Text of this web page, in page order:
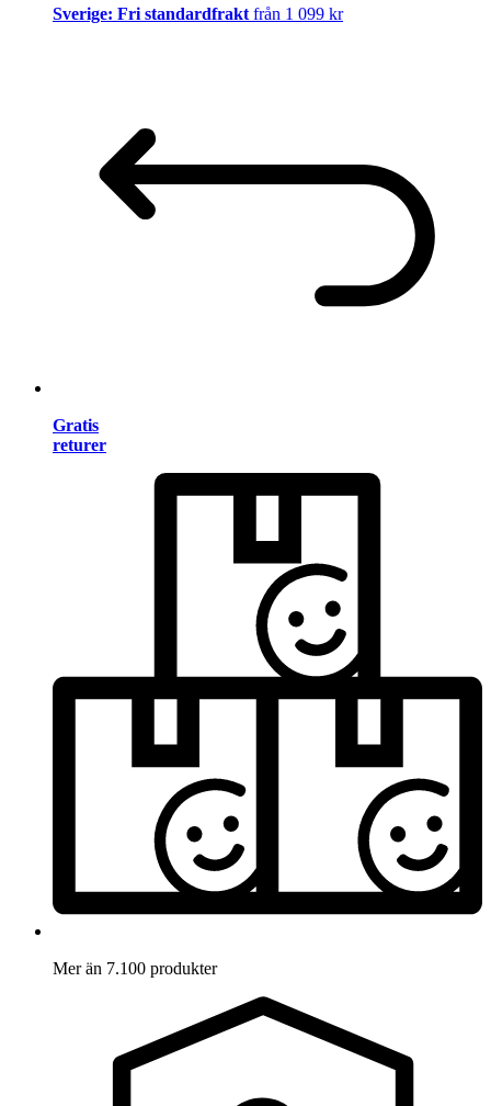
Sverige: Fri standardfrakt från 1 099 kr
Gratis
returer
Mer än 7.100 produkter